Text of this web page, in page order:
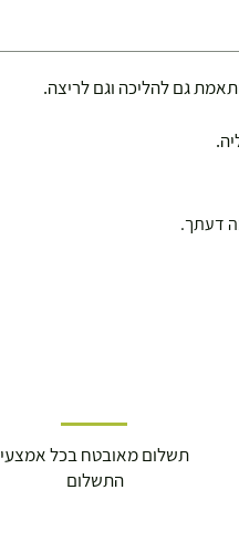
גם להליכה וגם לריצה.
דעתך.
תשלום מאובטח בכל אמצעי
התשלום